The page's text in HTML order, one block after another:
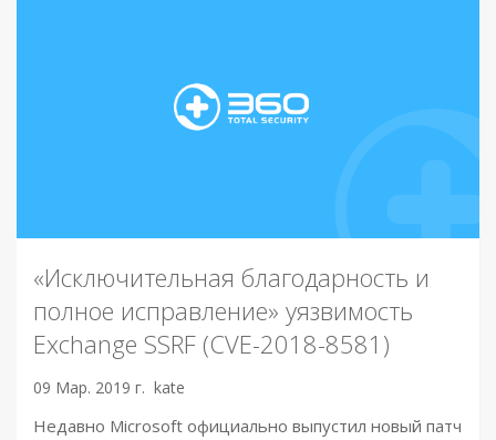
«Исключительная благодарность и
полное исправление» уязвимость
Exchange SSRF (CVE-2018-8581)
09 Мар. 2019 г. kate
Недавно Microsoft официально выпустил новый патч